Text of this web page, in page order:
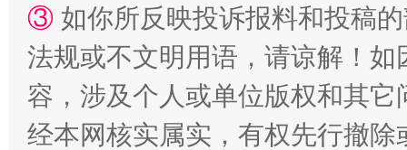
③ 如你所反映投诉报料和投稿
法规或不文明用语，请谅解！
容，涉及个人或单位版权和其它
经本网核实属实，有权先行撤